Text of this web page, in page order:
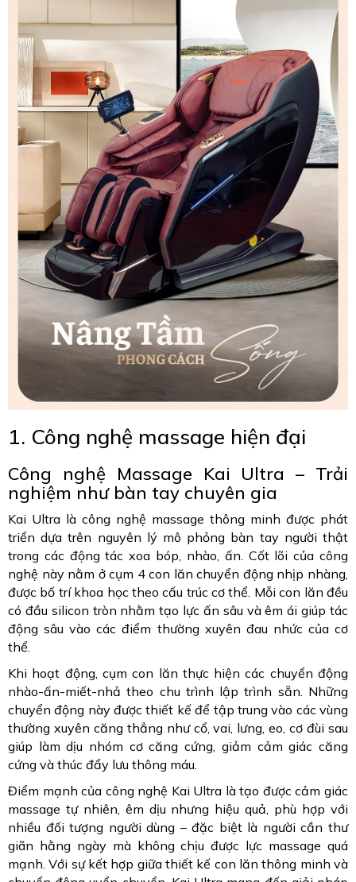
1. Công nghệ massage hiện đại
Công nghệ Massage Kai Ultra – Trải
nghiệm như bàn tay chuyên gia
Kai Ultra là công nghệ massage thông minh được phát
triển dựa trên nguyên lý mô phỏng bàn tay người thật
trong các động tác xoa bóp, nhào, ấn. Cốt lõi của công
nghệ này nằm ở cụm 4 con lăn chuyển động nhịp nhàng,
được bố trí khoa học theo cấu trúc cơ thể. Mỗi con lăn đều
có đầu silicon tròn nhằm tạo lực ấn sâu và êm ái giúp tác
động sâu vào các điểm thường xuyên đau nhức của cơ
thể.
Khi hoạt động, cụm con lăn thực hiện các chuyển động
nhào-ấn-miết-nhả theo chu trình lập trình sẵn. Những
chuyển động này được thiết kế để tập trung vào các vùng
thường xuyên căng thẳng như cổ, vai, lưng, eo, cơ đùi sau
giúp làm dịu nhóm cơ căng cứng, giảm cảm giác căng
cứng và thúc đẩy lưu thông máu.
Điểm mạnh của công nghệ Kai Ultra là tạo được cảm giác
massage tự nhiên, êm dịu nhưng hiệu quả, phù hợp với
nhiều đối tượng người dùng – đặc biệt là người cần thư
giãn hằng ngày mà không chịu được lực massage quá
mạnh. Với sự kết hợp giữa thiết kế con lăn thông minh và